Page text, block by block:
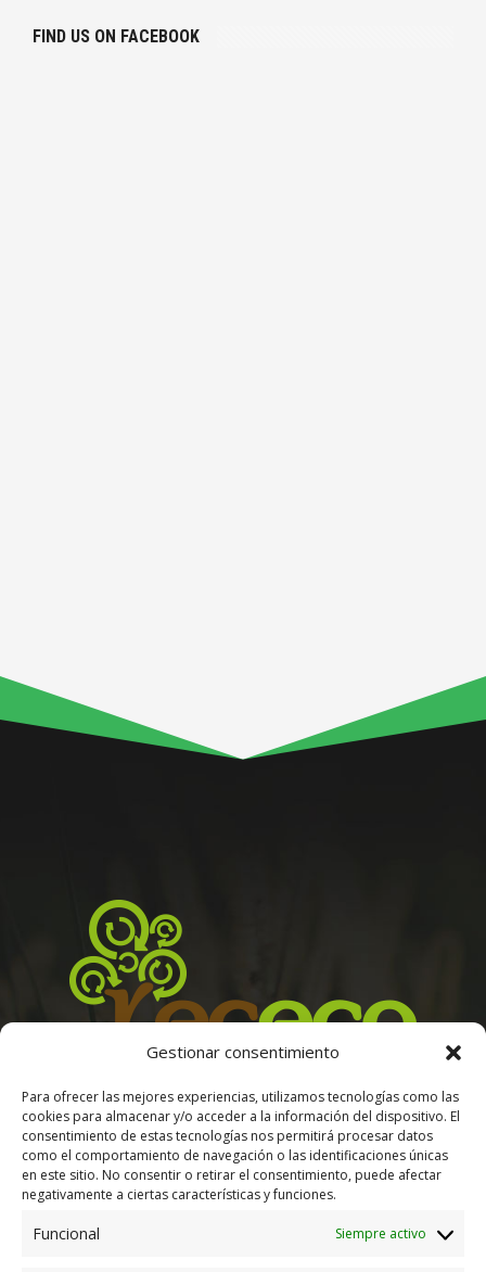
Gestionar consentimiento
Para ofrecer las mejores experiencias, utilizamos tecnologías como las
cookies para almacenar y/o acceder a la información del dispositivo. El
consentimiento de estas tecnologías nos permitirá procesar datos
como el comportamiento de navegación o las identificaciones únicas
en este sitio. No consentir o retirar el consentimiento, puede afectar
negativamente a ciertas características y funciones.
Funcional Siempre activo
FIND US ON FACEBOOK
M-206, 28830 San Fernando de Henares, Madrid
Tel. +34 91 676 42 85
E-mail. info@paletsrecicladosmadrid.es